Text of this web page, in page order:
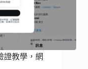
證教學，網